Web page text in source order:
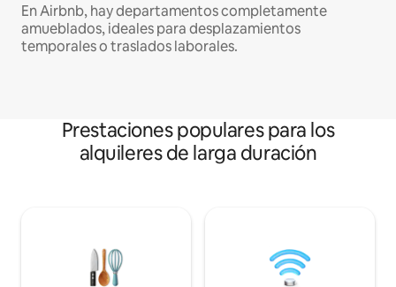
En Airbnb, hay departamentos completamente
amueblados, ideales para desplazamientos
temporales o traslados laborales.
Prestaciones populares para los
alquileres de larga duración